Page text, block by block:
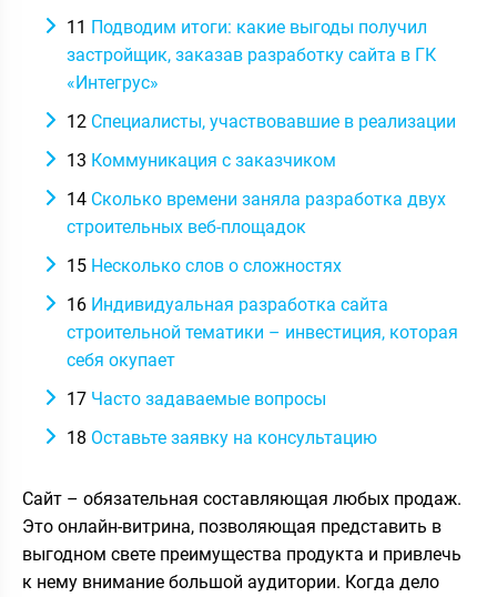
11 Подводим итоги: какие выгоды получил
застройщик, заказав разработку сайта в ГК
«Интегрус»
12 Специалисты, участвовавшие в реализации
13 Коммуникация с заказчиком
14 Сколько времени заняла разработка двух
строительных веб-площадок
15 Несколько слов о сложностях
16 Индивидуальная разработка сайта
строительной тематики – инвестиция, которая
себя окупает
17 Часто задаваемые вопросы
18 Оставьте заявку на консультацию
Сайт – обязательная составляющая любых продаж.
Это онлайн-витрина, позволяющая представить в
выгодном свете преимущества продукта и привлечь
к нему внимание большой аудитории. Когда дело